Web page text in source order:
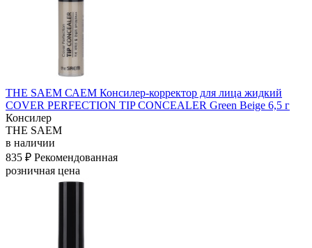
THE SAEM САЕМ Консилер-корректор для лица жидкий
COVER PERFECTION TIP CONCEALER Green Beige 6,5 г
Консилер
THE SAEM
в наличии
835 ₽ Рекомендованная
розничная цена